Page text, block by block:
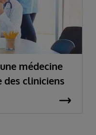
médecine
des cliniciens